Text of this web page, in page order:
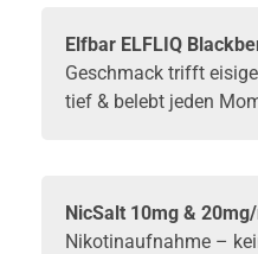
Elfbar ELFLIQ
Geschmack trifft
tief & belebt jeden
NicSalt 10mg &
Nikotinaufnahme –